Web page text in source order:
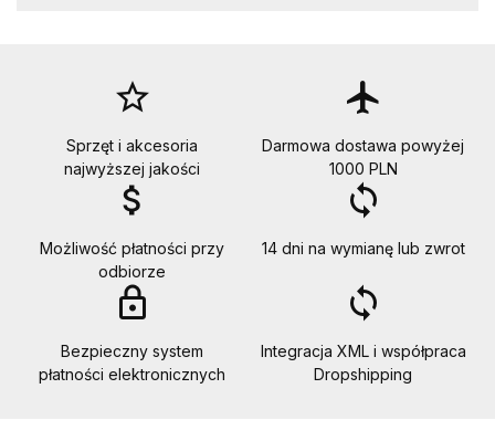
star_border
Sprzęt i akcesoria
najwyższej jakości
flight
Darmowa dostawa powyżej
1000 PLN
attach_money
Możliwość płatności przy
odbiorze
loop
14 dni na wymianę lub zwrot
lock_outline
Bezpieczny system
płatności elektronicznych
loop
Integracja XML i współpraca
Dropshipping